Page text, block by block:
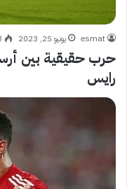
esmat يونيو 25, 2023
حرب حقيقية بين
رايس